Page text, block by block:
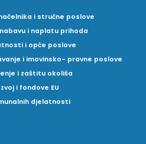
i stručne poslove
i naplatu prihoda
i opće poslove
i imovinsko- pravne poslove
i zaštitu okoliša
i fondove EU
djelatnosti